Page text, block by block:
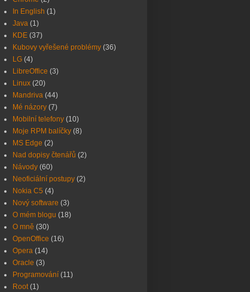
In English (1)
Java (1)
KDE (37)
Kubovy vyřešené problémy (36)
LG (4)
LibreOffice (3)
Linux (20)
Mandriva (44)
Mé názory (7)
Mobilní telefony (10)
Moje RPM balíčky (8)
MS Edge (2)
Nad dopisy čtenářů (2)
Návody (60)
Neoficiální postupy (2)
Nokia C5 (4)
Nový software (3)
O mém blogu (18)
O mně (30)
OpenOffice (16)
Opera (14)
Oracle (3)
Programování (11)
Root (1)